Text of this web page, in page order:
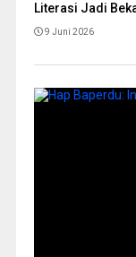
Literasi Jadi
9 Juni 2026